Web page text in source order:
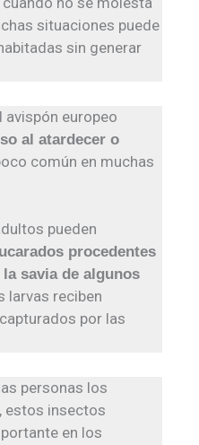
situaciones puede
sin generar
avispón europeo
al atardecer o
común en muchas
pueden
procedentes
savia de algunos
larvas reciben
por las
personas los
estos insectos
en los